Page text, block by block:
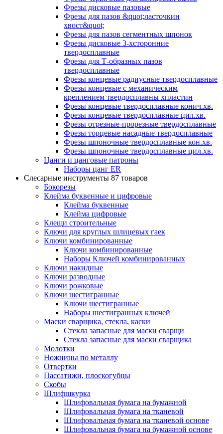
Фрезы дисковые пазовые
Фрезы для пазов &quot;ласточкин
хвост&quot;
Фрезы для пазов сегментных шпонок
Фрезы дисковые 3-хсторонние
твердосплавные
Фрезы для Т-образных пазов
твердосплавные
Фрезы концевые радиусные твердосплавные
Фрезы концевые с механическим
креплением твердосплавны хпластин
Фрезы концевые твердосплавные конич.хв.
Фрезы концевые твердосплавные цил.хв.
Фрезы отрезные-прорезные твердосплавные
Фрезы торцевые насадные твердосплавные
Фрезы шпоночные твердосплавные кон.хв.
Фрезы шпоночные твердосплавные цил.хв.
Цанги и цанговые патроны
Наборы цанг ER
Слесарные инструменты 87 товаров
Бокорезы
Клейма буквенные и цифровые
Клейма буквенные
Клейма цифровые
Клещи строительные
Ключи для круглых шлицевых гаек
Ключи комбинированные
Ключи комбинированные
Наборы Ключей комбинированных
Ключи накидные
Ключи разводные
Ключи рожковые
Ключи шестигранные
Ключи шестигранные
Наборы шестигранных ключей
Маски сварщика, стекла, каски
Стекла запасные для маски сварщи
Стекла запасные для маски сварщика
Молотки
Ножницы по металлу
Отвертки
Пассатижи, плоскогубцы
Скобы
Шлифшкурка
Шлифовальная бумага на бумажной
Шлифовальная бумага на тканевой
Шлифовальная бумага на тканевой основе
Шлифовальная бумага на бумажной основе